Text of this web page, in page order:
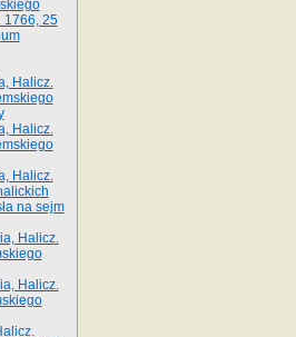
1766, 25
Halicz.
Halicz.
Halicz.
na sejm
Halicz.
Halicz.